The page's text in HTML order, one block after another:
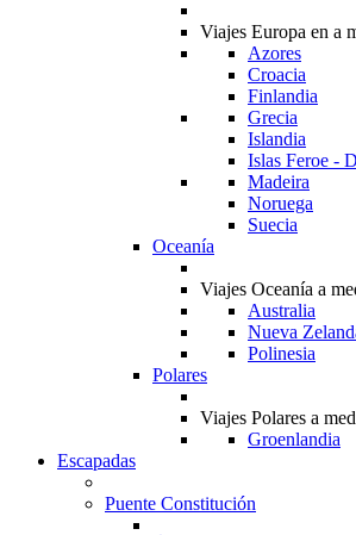
Viajes Europa en a
Azores
Croacia
Finlandia
Grecia
Islandia
Islas Feroe -
Madeira
Noruega
Suecia
Oceanía
Viajes Oceanía a
Australia
Nueva
Polinesia
Polares
Viajes Polares a
Groenlandia
Escapadas
Puente Constitución